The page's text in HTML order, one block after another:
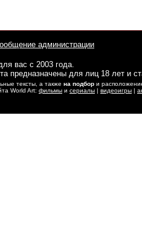
администрации
вас с 2003 года.
предназначены для лиц 18 лет и
тексты, а также на подбор и
World Art: фильмы и сериалы | видеоигры |